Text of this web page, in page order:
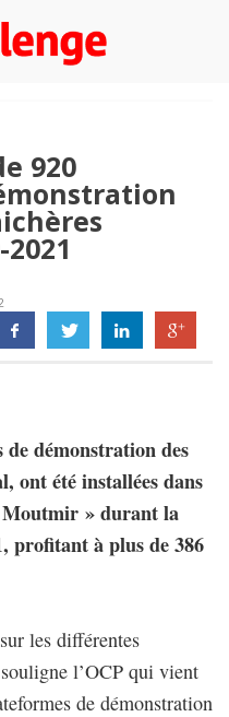
920
de démonstration des
ont été installées dans
» durant la
profitant à plus de 386
les différentes
l’OCP qui vient
de démonstration